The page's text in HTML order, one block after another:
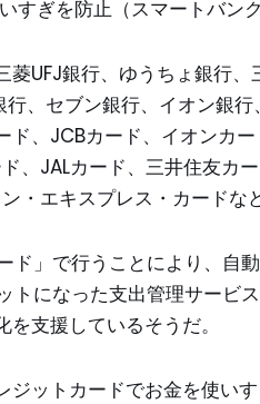
すぎを防止（スマートバンク
UFJ銀行、ゆうちょ銀行、
、セブン銀行、イオン銀行
、JCBカード、イオンカ
、JALカード、三井住友カ
・エキスプレス・カードな
」で行うことにより、自
になった支出管理サービ
支援しているそうだ。
ットカードでお金を使い